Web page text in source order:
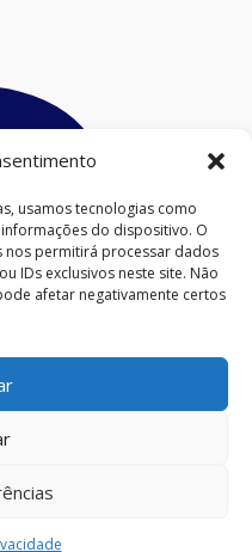
usamos tecnologias como
do dispositivo. O
nos permitirá processar dados
IDs exclusivos neste site. Não
afetar negativamente certos